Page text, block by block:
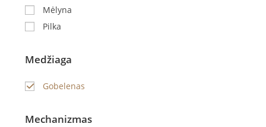
Mėlyna
Pilka
Medžiaga
Gobelenas
Mechanizmas